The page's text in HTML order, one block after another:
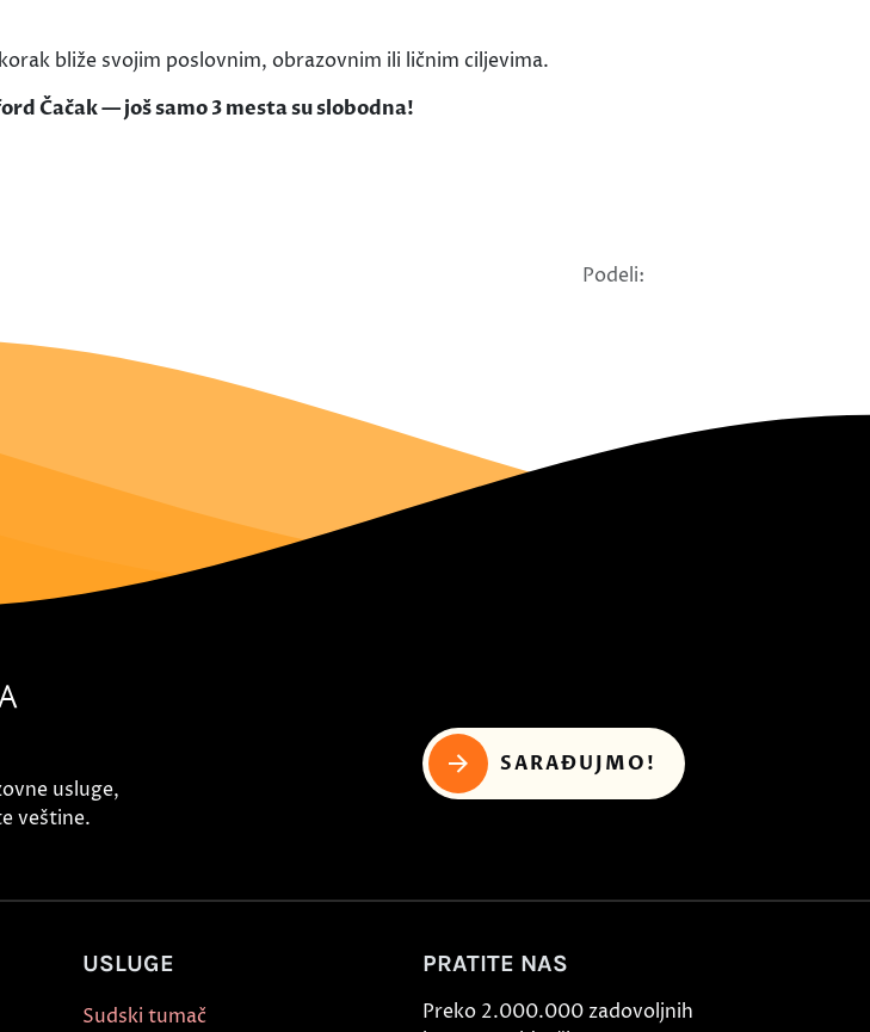
bliže svojim poslovnim, obrazovnim ili ličnim ciljevima.
Čačak — još samo 3 mesta su slobodna!
Podeli:
usluge,
veštine.
SARAĐUJMO!
USLUGE
Sudski tumač
PRATITE NAS
Preko 2.000.000 zadovoljnih